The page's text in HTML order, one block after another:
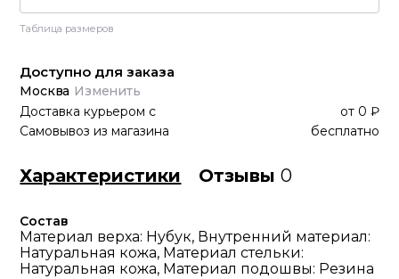
Таблица размеров
Доступно для заказа
Москва Изменить
Доставка курьером с от 0 ₽
Самовывоз из магазина
бесплатно
Характеристики Отзывы0
Состав
Материал верха: Нубук, Внутренний материал:
Натуральная кожа, Материал стельки:
Натуральная кожа, Материал подошвы: Резина